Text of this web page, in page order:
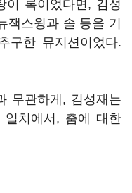
이 록이었다면, 김성
잭스윙과 솔 등을 기
구한 뮤지션이었다.
무관하게, 김성재는
일치에서, 춤에 대한